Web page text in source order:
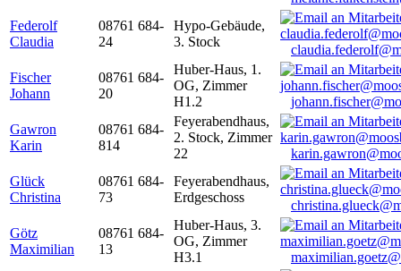
Federolf
Claudia
08761 684-
24
Hypo-Gebäude,
3. Stock
Fischer
Johann
08761 684-
20
Huber-Haus, 1.
OG, Zimmer
H1.2
Gawron
Karin
08761 684-
814
Feyerabendhaus,
2. Stock, Zimmer
22
Glück
Christina
08761 684-
73
Feyerabendhaus,
Erdgeschoss
Götz
Maximilian
08761 684-
13
Huber-Haus, 3.
OG, Zimmer
H3.1